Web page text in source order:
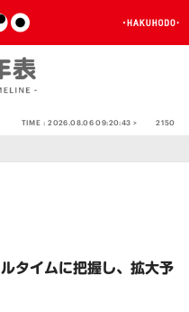
TIME :2026.08.06 09:20:43 > 2150
タイムに把握し、拡大予